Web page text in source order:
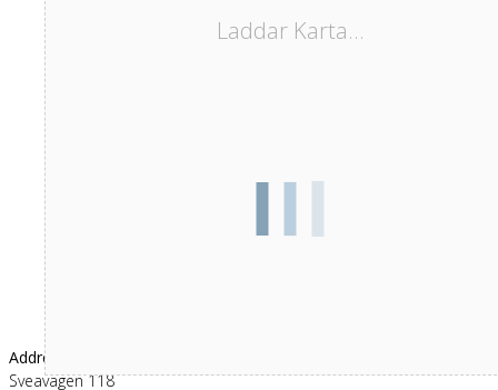
Laddar Karta...
Address
Sveavägen 118